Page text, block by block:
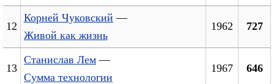
12
Корней Чуковский —
Живой как жизнь
1962 727
13
Станислав Лем —
Сумма технологии
1967 646